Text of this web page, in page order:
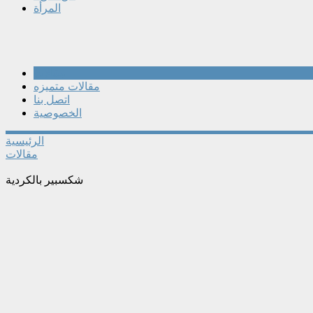
المرأة
مقالات متميزه
اتصل بنا
الخصوصية
الرئيسية
مقالات
شكسبير بالكردية